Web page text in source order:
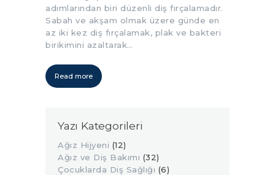
adımlarından biri düzenli diş fırçalamadır.
Sabah ve akşam olmak üzere günde en
az iki kez diş fırçalamak, plak ve bakteri
birikimini azaltarak…
Read more
Yazı Kategorileri
Ağız Hijyeni (12)
Ağız ve Diş Bakımı (32)
Çocuklarda Diş Sağlığı (6)